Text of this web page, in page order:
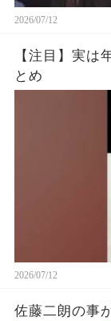
2026/07/12
【注目】実は
とめ
2026/07/12
佐藤二朗の事